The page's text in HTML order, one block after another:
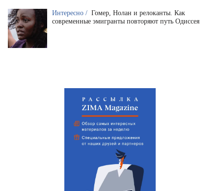
Интересно / Гомер, Нолан и релоканты. Как
современные эмигранты повторяют путь Одиссея